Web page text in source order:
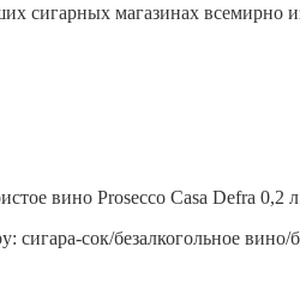
сигарных магазинах всемирно
вино Prosecco Casa Defra 0,2
сок/безалкогольное вино/